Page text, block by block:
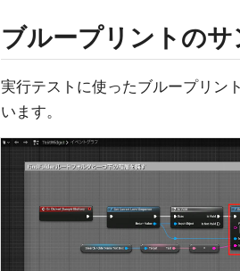
ブループリントの
実行テストに使ったブループリン
います。